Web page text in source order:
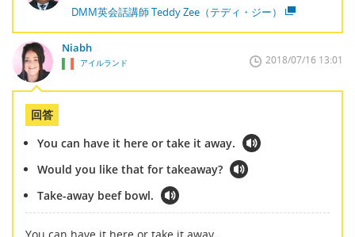
DMM英会話講師 Teddy Zee（テディ・ジー）
Niabh
アイルランド 2018/07/16 13:01
回答
You can have it here or take it away.
Would you like that for takeaway?
Take-away beef bowl.